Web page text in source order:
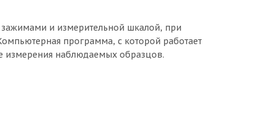
и измерительной шкалой, при
программа, с которой работает
измерения наблюдаемых образцов.